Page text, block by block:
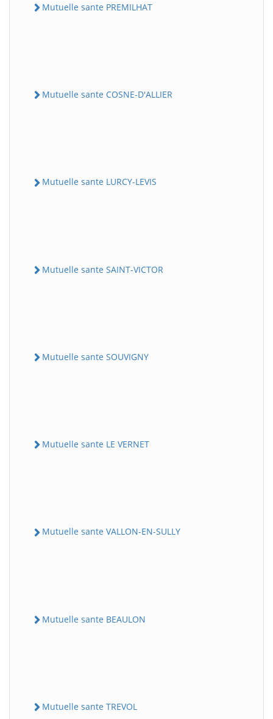
Mutuelle sante PREMILHAT
Mutuelle sante COSNE-D'ALLIER
Mutuelle sante LURCY-LEVIS
Mutuelle sante SAINT-VICTOR
Mutuelle sante SOUVIGNY
Mutuelle sante LE VERNET
Mutuelle sante VALLON-EN-SULLY
Mutuelle sante BEAULON
Mutuelle sante TREVOL